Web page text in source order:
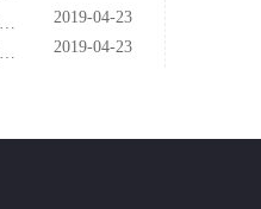
2019-04-23
2019-04-23